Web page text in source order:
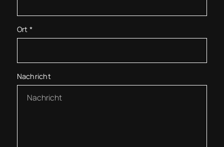
Ort *
Nachricht